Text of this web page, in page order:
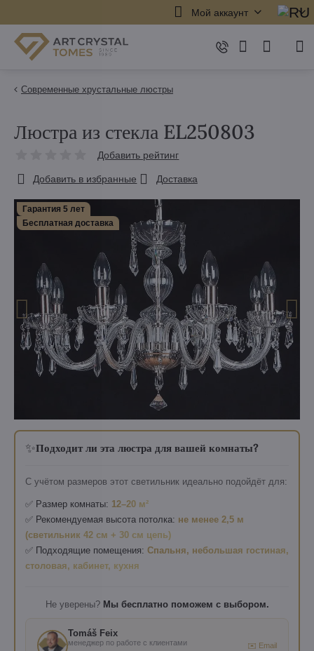
Мой аккаунт
Современные хрустальные люстры
Гарантия 5 лет
Бесплатная доставка
✨Подходит ли эта люстра для вашей комнаты?
С учётом размеров этот светильник идеально подойдёт для:
✅ Размер комнаты: 12–20 м²
✅ Рекомендуемая высота потолка: не менее 2,5 м
(светильник 42 см + 30 см цепь)
✅ Подходящие помещения: Спальня, небольшая гостиная,
столовая, кабинет, кухня
Не уверены? Мы бесплатно поможем с выбором.
Tomáš Feix
менеджер по работе с клиентами ✉️ Email
Люстра из стекла EL250803
Добавить рейтинг
Добавить в избранные Доставка